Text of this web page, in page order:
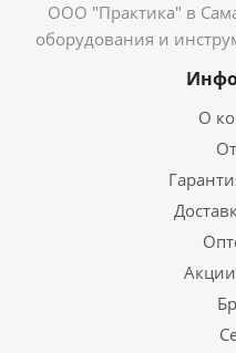
ООО "Практика" в
оборудования и
О